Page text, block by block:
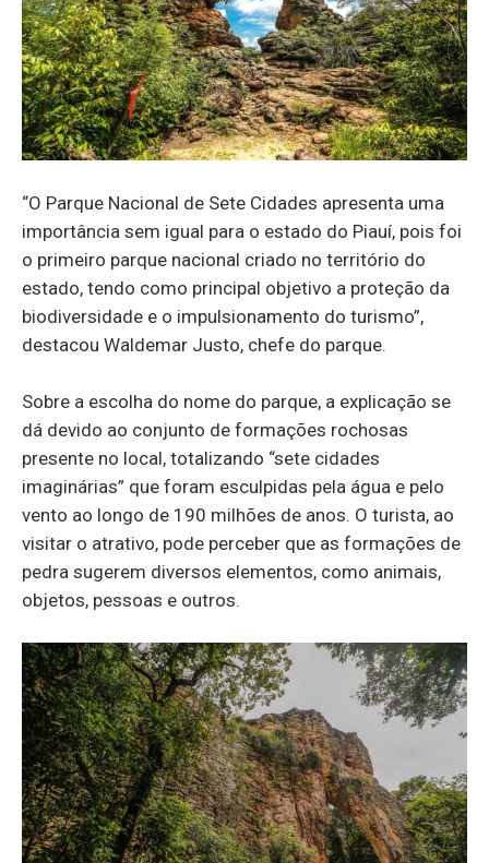
“O Parque Nacional de Sete Cidades apresenta uma
importância sem igual para o estado do Piauí, pois foi
o primeiro parque nacional criado no território do
estado, tendo como principal objetivo a proteção da
biodiversidade e o impulsionamento do turismo”,
destacou Waldemar Justo, chefe do parque.
Sobre a escolha do nome do parque, a explicação se
dá devido ao conjunto de formações rochosas
presente no local, totalizando “sete cidades
imaginárias” que foram esculpidas pela água e pelo
vento ao longo de 190 milhões de anos. O turista, ao
visitar o atrativo, pode perceber que as formações de
pedra sugerem diversos elementos, como animais,
objetos, pessoas e outros.